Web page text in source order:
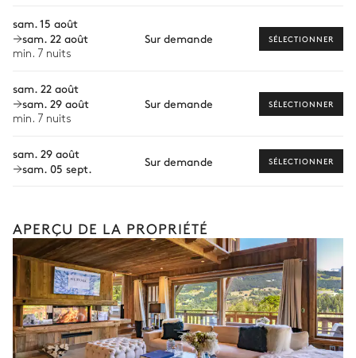
Chambre Master 1
Vue sur le jardin
2Canapés
220x200
Table de Bureau
Cheminée
Salle de bain Suite principale
Vue sur le jardin Attenante
Baignoire
WC séparés de la salle de
2Douches
Vasque double
Moniteur de ski particulier
Ski-fitting à domicile
Chiens de traîneau
La liste des services et expériences proposés n'est
destination ou la disponibilité. Au sein de notre
Collection Iconic, votre concierge personnel
sam. 15 août
sam. 22 août
min. 7 nuits
Sur demande SÉLECTIONNER
sam. 22 août
sam. 29 août
min. 7 nuits
Sur demande SÉLECTIONNER
sam. 29 août
sam. 05 sept.
Sur demande SÉLECTIONNER
APERÇU DE LA PROPRIÉTÉ